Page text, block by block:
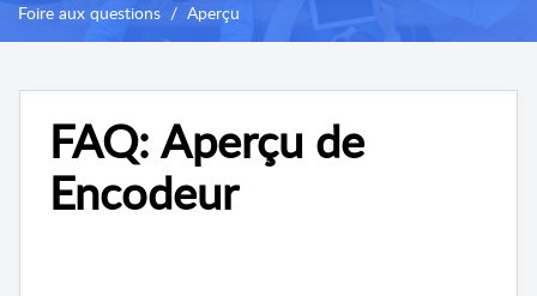
Foire aux questions Aperçu
FAQ: Aperçu de
Encodeur